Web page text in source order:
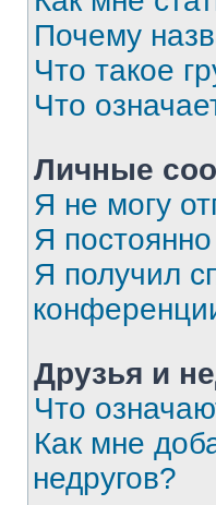
Почему
Что такое
Что
Личные
Я не могу
Я
Я получил
Друзья и
Что
Как мне
недругов?